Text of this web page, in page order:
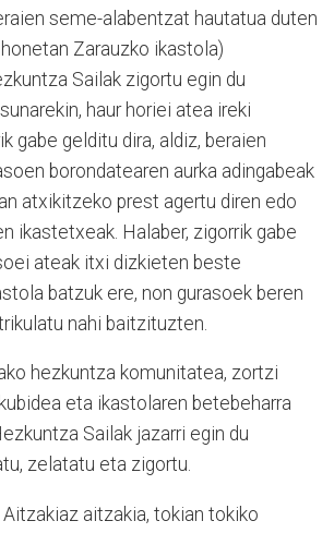
seme-alabentzat hautatua duten
Zarauzko ikastola)
Sailak zigortu egin du
haur horiei atea ireki
gabe gelditu dira, aldiz, beraien
borondatearen aurka adingabeak
atxikitzeko prest agertu diren edo
ikastetxeak. Halaber, zigorrik gabe
ateak itxi dizkieten beste
batzuk ere, non gurasoek beren
nahi baitzituzten.
hezkuntza komunitatea, zortzi
eta ikastolaren betebeharra
Sailak jazarri egin du
zelatatu eta zigortu.
Aitzakiaz aitzakia, tokian tokiko